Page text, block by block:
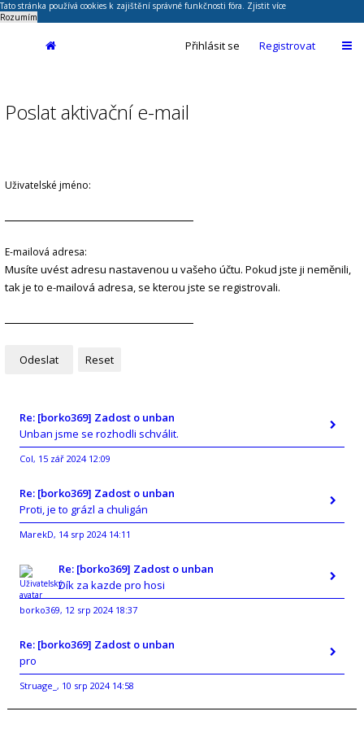
Tato stránka používá cookies k zajištění správné funkčnosti fóra. Zjistit více
Rozumím
Přihlásit se Registrovat
Poslat aktivační e-mail
Uživatelské jméno:
E-mailová adresa:
Musíte uvést adresu nastavenou u vašeho účtu. Pokud jste ji neměnili,
tak je to e-mailová adresa, se kterou jste se registrovali.
Re: [borko369] Zadost o unban
Unban jsme se rozhodli schválit.
Col, 15 zář 2024 12:09
Re: [borko369] Zadost o unban
Proti, je to grázl a chuligán
MarekD, 14 srp 2024 14:11
Re: [borko369] Zadost o unban
Dík za kazde pro hosi
borko369, 12 srp 2024 18:37
Re: [borko369] Zadost o unban
pro
Struage_ , 10 srp 2024 14:58